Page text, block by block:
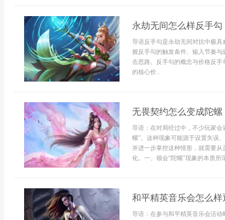
永劫无间怎么样反手勾
导语反手勾是永劫无间对抗中极
握反手勾的触发条件、输入节奏
击思路。反手勾的概念与价格反
的核心价...
无畏契约怎么变成陀螺
导语：在对局经过中，不少玩家
螺”。这种现象可能源于设置失误
并进一步掌控这种情形，就需要
化。一、领会“陀螺”现象的本质所
和平精英音乐会怎么样
导语：在参与和平精英音乐会活